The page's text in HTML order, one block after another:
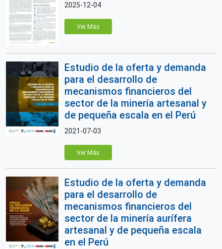
2025-12-04
Ver Más
Estudio de la oferta y demanda
para el desarrollo de
mecanismos financieros del
sector de la minería artesanal y
de pequeña escala en el Perú
2021-07-03
Ver Más
Estudio de la oferta y demanda
para el desarrollo de
mecanismos financieros del
sector de la minería aurífera
artesanal y de pequeña escala
en el Perú